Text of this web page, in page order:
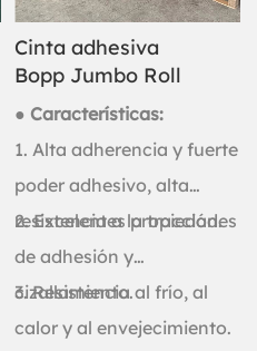
Cinta adhesiva
Bopp Jumbo Roll
● Características:
1. Alta adherencia y fuerte
poder adhesivo, alta
resistencia a la tracción.
2. Excelentes propiedades
de adhesión y
cizallamiento.
3. Resistencia al frío, al
calor y al envejecimiento.